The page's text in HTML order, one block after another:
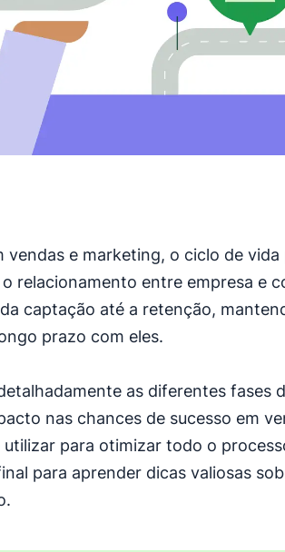
e marketing, o ciclo de vida
relacionamento entre empresa e
captação até a retenção,
prazo com eles.
as diferentes fases
nas chances de sucesso em
para otimizar todo o
para aprender dicas valiosas